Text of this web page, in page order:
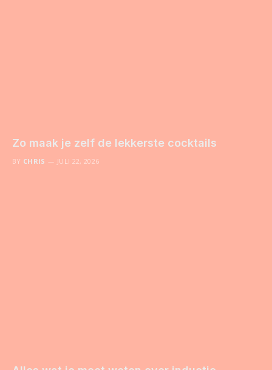
Zo maak je zelf de lekkerste cocktails
BY CHRIS JULI 22, 2026